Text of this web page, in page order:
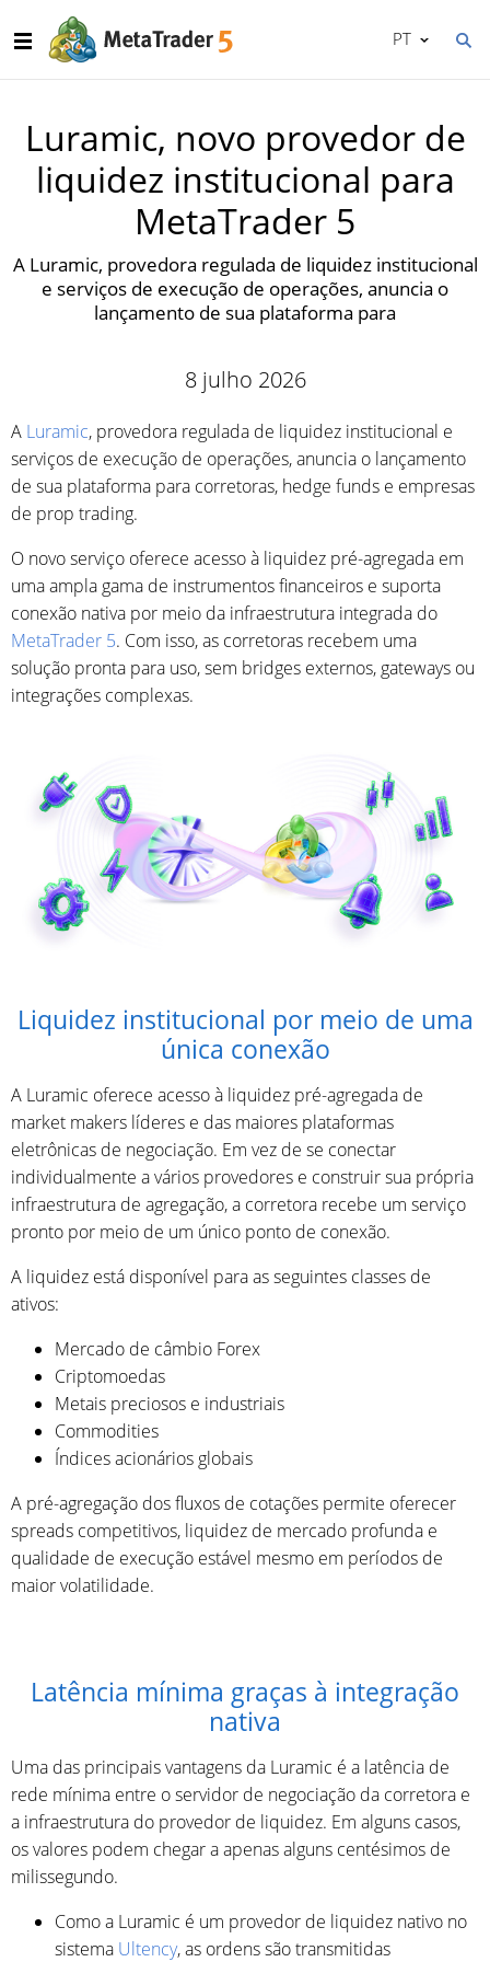
PT
Luramic, novo provedor de
liquidez institucional para
MetaTrader 5
A Luramic, provedora regulada de liquidez institucional
e serviços de execução de operações, anuncia o
lançamento de sua plataforma para
8 julho 2026
A Luramic, provedora regulada de liquidez institucional e
serviços de execução de operações, anuncia o lançamento
de sua plataforma para corretoras, hedge funds e empresas
de prop trading.
O novo serviço oferece acesso à liquidez pré-agregada em
uma ampla gama de instrumentos financeiros e suporta
conexão nativa por meio da infraestrutura integrada do
MetaTrader 5. Com isso, as corretoras recebem uma
solução pronta para uso, sem bridges externos, gateways ou
integrações complexas.
Liquidez institucional por meio de uma
única conexão
A Luramic oferece acesso à liquidez pré-agregada de
market makers líderes e das maiores plataformas
eletrônicas de negociação. Em vez de se conectar
individualmente a vários provedores e construir sua própria
infraestrutura de agregação, a corretora recebe um serviço
pronto por meio de um único ponto de conexão.
A liquidez está disponível para as seguintes classes de
ativos:
Mercado de câmbio Forex
Criptomoedas
Metais preciosos e industriais
Commodities
Índices acionários globais
A pré-agregação dos fluxos de cotações permite oferecer
spreads competitivos, liquidez de mercado profunda e
qualidade de execução estável mesmo em períodos de
maior volatilidade.
Latência mínima graças à integração
nativa
Uma das principais vantagens da Luramic é a latência de
rede mínima entre o servidor de negociação da corretora e
a infraestrutura do provedor de liquidez. Em alguns casos,
os valores podem chegar a apenas alguns centésimos de
milissegundo.
Como a Luramic é um provedor de liquidez nativo no
sistema Ultency, as ordens são transmitidas